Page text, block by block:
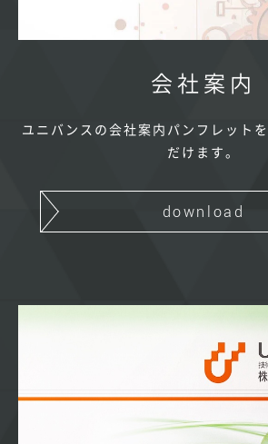
会社案内
ユニバンスの会社案内パンフレット
だけます。
download